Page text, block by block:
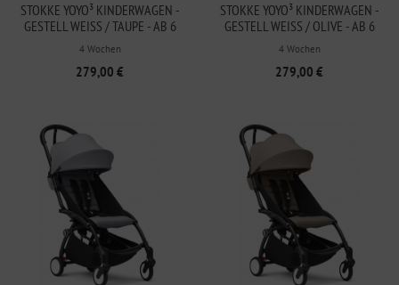
STOKKE YOYO³ KINDERWAGEN -
GESTELL WEISS / TAUPE - AB 6 M
ONATEN
4 Wochen
279,00 €
STOKKE YOYO³ KINDERWAGEN -
GESTELL WEISS / OLIVE - AB 6 M
ONATEN
4 Wochen
279,00 €